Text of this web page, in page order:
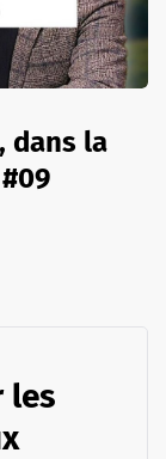
dans la
les